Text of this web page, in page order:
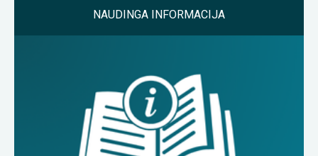
NAUDINGA INFORMACIJA